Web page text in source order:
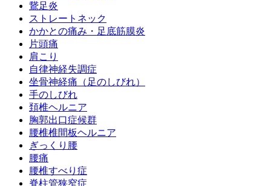
鵞足炎
ストレートネック
かかとの痛み・足底筋膜炎
片頭痛
肩こり
自律神経失調症
坐骨神経痛（足のしびれ）
手のしびれ
頚椎ヘルニア
胸郭出口症候群
腰椎椎間板ヘルニア
ぎっくり腰
腰痛
腰椎すべり症
脊柱管狭窄症